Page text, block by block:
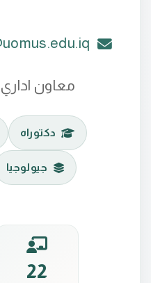
معاون
دكتوراه
جيولوجيا
22